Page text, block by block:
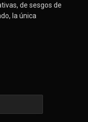
de sesgos de
la única